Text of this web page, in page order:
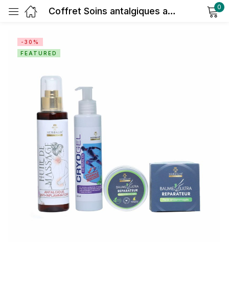
Coffret Soins antalgiques anti-inflammatoires & Soins de pieds 0
-30%
FEATURED
Remember me
Create an account